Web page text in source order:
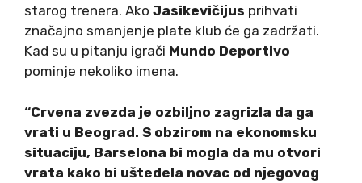
starog trenera. Ako Jasikevičijus prihvati
značajno smanjenje plate klub će ga zadržati.
Kad su u pitanju igrači Mundo Deportivo
pominje nekoliko imena.
“Crvena zvezda je ozbiljno zagrizla da ga
vrati u Beograd. S obzirom na ekonomsku
situaciju, Barselona bi mogla da mu otvori
vrata kako bi uštedela novac od njegovog